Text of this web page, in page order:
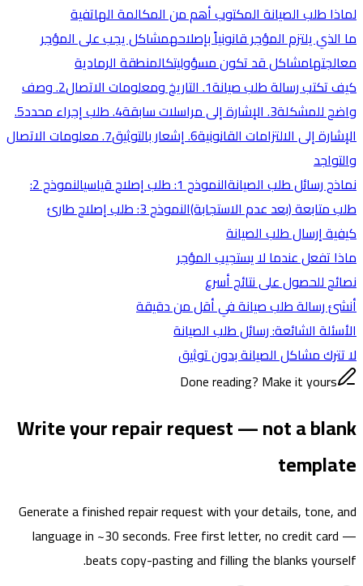
لماذا طلب الصيانة المكتوب أهم من المكالمة الهاتفية
ما الذي يلتزم المؤجر قانونياً بإصلاحهمشاكل يجب على المؤجر
معالجتهامشاكل قد تكون مسؤوليتكالمنطقة الرمادية
كيف تكتب رسالة طلب صيانة1. التاريخ ومعلومات الاتصال
2. وصف
واضح للمشكلة3. الإشارة إلى مراسلات سابقة 4. طلب إجراء محدد
5.
الإشارة إلى الالتزامات القانونية6. إشعار بالتوثيق
7. معلومات الاتصال
والتواجد
نماذج رسائل طلب الصيانةالنموذج 1: طلب إصلاح قياسي
النموذج 2:
طلب متابعة (بعد عدم الاستجابة)النموذج 3: طلب إصلاح طارئ
كيفية إرسال طلب الصيانة
ماذا تفعل عندما لا يستجيب المؤجر
نصائح للحصول على نتائج أسرع
أنشئ رسالة طلب صيانة في أقل من دقيقة
الأسئلة الشائعة: رسائل طلب الصيانة
لا تترك مشاكل الصيانة بدون توثيق
Done reading? Make it yours
Write your repair request — not a blank
template
Generate a finished repair request with your details, tone, and
language in ~30 seconds. Free first letter, no credit card —
beats copy-pasting and filling the blanks yourself.